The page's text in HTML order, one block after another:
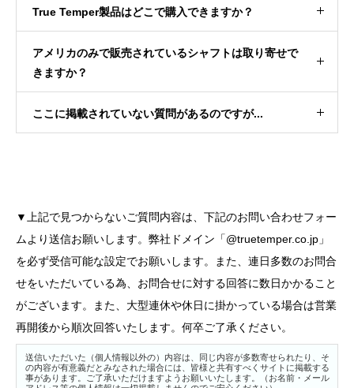
True Temper製品はどこで購入できますか？
アメリカのみで販売されているシャフトは取り寄せで
きますか？
ここに掲載されていない質問があるのですが...
▼上記で見つからないご質問内容は、下記のお問い合わせフォー
ムより送信お願いします。弊社ドメイン「@truetemper.co.jp」
を必ず受信可能な設定でお願いします。また、連日多数のお問合
せをいただいている為、お問合せに対する回答に数日かかること
がございます。また、大型連休や休日に掛かっている場合は営業
再開後から順次回答いたします。何卒ご了承ください。
送信いただいた（個人情報以外の）内容は、同じ内容が多数寄せられたり、そ
の内容が有意義だとみなされた場合には、皆様と共有すべくサイトに掲載する
事があります。ご了承いただけますようお願いいたします。（お名前・メール